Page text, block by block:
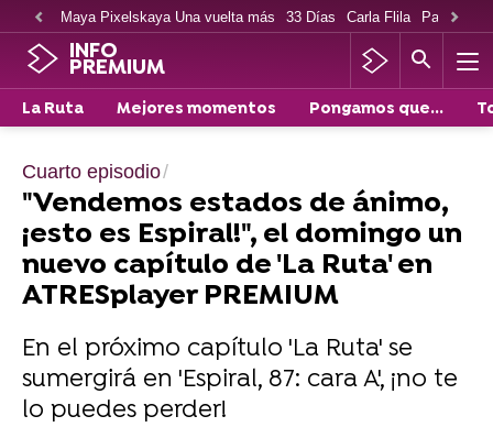
Maya Pixelskaya Una vuelta más 33 Días Carla Flila Paco
INFO
PREMIUM
La Ruta Mejores momentos Pongamos que...
Cuarto episodio
"Vendemos estados de ánimo,
¡esto es Espiral!", el domingo un
nuevo capítulo de 'La Ruta' en
ATRESplayer PREMIUM
En el próximo capítulo 'La Ruta' se
sumergirá en 'Espiral, 87: cara A', ¡no te
lo puedes perder!